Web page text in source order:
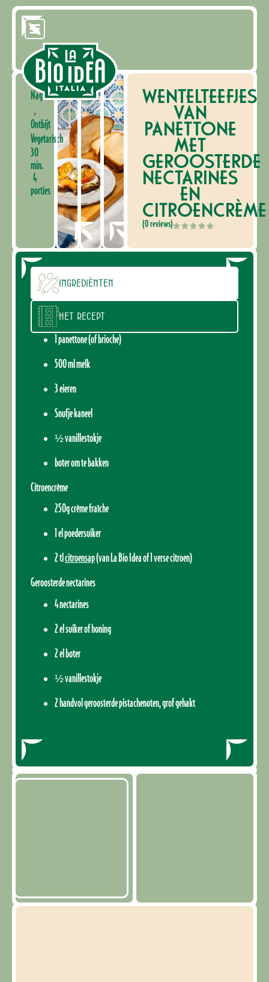
Nagerechten
,
Ontbijt
Vegetarisch
30
min.
4
porties
WENTELTEEFJES
VAN
PANETTONE
MET
GEROOSTERDE
NECTARINES
EN
CITROENCRÈME
(0 reviews)
Ingrediënten
Het recept
1 panettone (of brioche)
500 ml melk
3 eieren
Snufje kaneel
½ vanillestokje
boter om te bakken
Citroencrème
250g crème fraîche
1 el poedersuiker
2 tlcitroensap(van La Bio Idea of 1 verse citroen)
Geroosterde nectarines
4 nectarines
2 el suiker of honing
2 el boter
½ vanillestokje
2 handvol geroosterde pistachenoten, grof gehakt